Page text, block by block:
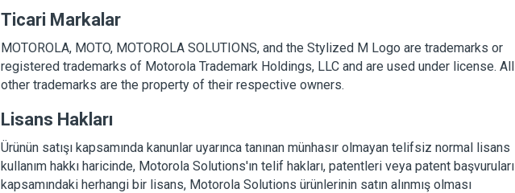
Ticari Markalar
MOTOROLA, MOTO, MOTOROLA SOLUTIONS, and the Stylized M Logo are trademarks or
registered trademarks of Motorola Trademark Holdings, LLC and are used under license. All
other trademarks are the property of their respective owners.
Lisans Hakları
Ürünün satışı kapsamında kanunlar uyarınca tanınan münhasır olmayan telifsiz normal lisans
kullanım hakkı haricinde, Motorola Solutions'ın telif hakları, patentleri veya patent başvuruları
kapsamındaki herhangi bir lisans, Motorola Solutions ürünlerinin satın alınmış olması